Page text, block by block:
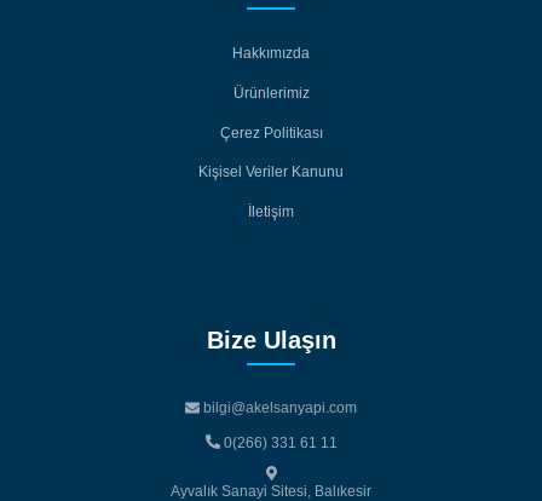
Hakkımızda
Ürünlerimiz
Çerez Politikası
Kişisel Veriler Kanunu
İletişim
Bize Ulaşın
bilgi@akelsanyapi.com
0(266) 331 61 11
0(266) 331 61 11
Ayvalık Sanayi Sitesi, Balıkesir